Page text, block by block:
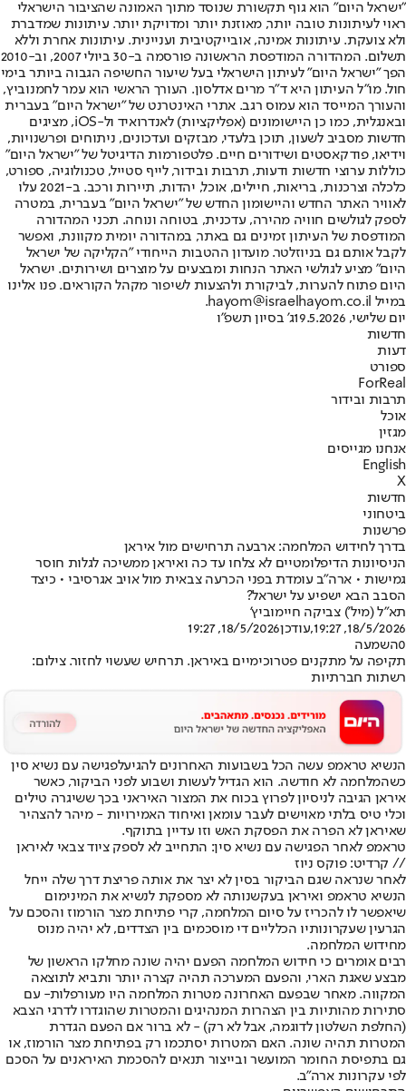
"ישראל היום" הוא גוף תקשורת שנוסד מתוך האמונה שהציבור הישראלי
ראוי לעיתונות טובה יותר, מאוזנת יותר ומדויקת יותר. עיתונות שמדברת
ולא צועקת. עיתונות אמינה, אובייקטיבית ועניינית. עיתונות אחרת וללא
תשלום. המהדורה המודפסת הראשונה פורסמה ב-30 ביולי 2007, וב-2010
הפך "ישראל היום" לעיתון הישראלי בעל שיעור החשיפה הגבוה ביותר בימי
חול. מו"ל העיתון היא ד"ר מרים אדלסון. העורך הראשי הוא עמר לחמנוביץ,
והעורך המייסד הוא עמוס רגב. אתרי האינטרנט של "ישראל היום" בעברית
ובאנגלית, כמו כן היישומונים (אפליקציות) לאנדרואיד ול-iOS, מציגים
חדשות מסביב לשעון, תוכן בלעדי, מבזקים ועדכונים, ניתוחים ופרשנויות,
וידיאו, פודקאסטים ושידורים חיים. פלטפורמות הדיגיטל של "ישראל היום"
כוללות ערוצי חדשות ודעות, תרבות ובידור, לייף סטייל, טכנולוגיה, ספורט,
כלכלה וצרכנות, בריאות, חיילים, אוכל, יהדות, תיירות ורכב. ב-2021 עלו
לאוויר האתר החדש והיישומון החדש של "ישראל היום" בעברית, במטרה
לספק לגולשים חוויה מהירה, עדכנית, בטוחה ונוחה. תכני המהדורה
המודפסת של העיתון זמינים גם באתר, במהדורה יומית מקוונת, ואפשר
לקבל אותם גם בניוזלטר. מועדון ההטבות הייחודי "הקליקה של ישראל
היום" מציע לגולשי האתר הנחות ומבצעים על מוצרים ושירותים. ישראל
היום פתוח להערות, לביקורת ולהצעות לשיפור מקהל הקוראים. פנו אלינו
במייל hayom@israelhayom.co.il.
יום שלישי, 19.5.2026
ג' בסיון תשפ"ו
חדשות
דעות
ספורט
ForReal
תרבות ובידור
אוכל
מגזין
אנחנו מגייסים
English
X
חדשות
ביטחוני
פרשנות
בדרך לחידוש המלחמה: ארבעה תרחישים מול איראן
הניסיונות הדיפלומטיים לא צלחו עד כה ואיראן ממשיכה לגלות חוסר
גמישות • ארה"ב עומדת בפני הכרעה צבאית מול אויב אגרסיבי • כיצד
הסבב הבא ישפיע על ישראל?
תא"ל (מיל') צביקה חיימוביץ'
18/5/2026, 19:27
,עודכן18/5/2026, 19:27
0השמעה
תקיפה על מתקנים פטרוכימיים באיראן. תרחיש שעשוי לחזור. צילום:
רשתות חברתיות
הנשיא טראמפ עשה הכל בשבועות האחרונים להגיעלפגישה עם נשיא סין
כשהמלחמה לא חודשה. הוא הגדיל לעשות ושבוע לפני הביקור, כאשר
איראן הגיבה לניסיון לפרוץ בכוח את המצור האיראני בכך ששיגרה טילים
וכלי טיס בלתי מאוישים לעבר עומאן ואיחוד האמירויות - מיהר להצהיר
שאיראן לא הפרה את הפסקת האש וזו עדיין בתוקף.
טראמפ לאחר הפגישה עם נשיא סין: התחייב לא לספק ציוד צבאי לאיראן
// קרדיט: פוקס ניוז
לאחר שנראה שגם הביקור בסין לא יצר את אותה פריצת דרך שלה ייחל
הנשיא טראמפ ואיראן בעקשנותה לא מספקת לנשיא את המינימום
שיאפשר לו להכריז על סיום המלחמה, קרי פתיחת מצר הורמוז והסכם על
הגרעין שעקרונותיו הכלליים די מוסכמים בין הצדדים, לא יהיה מנוס
מחידוש המלחמה.
רבים אומרים כי חידוש המלחמה הפעם יהיה שונה מחלקו הראשון של
מבצע שאגת הארי, והפעם המערכה תהיה קצרה יותר ותביא לתוצאה
המקווה. מאחר שבפעם האחרונה מטרות המלחמה היו מעורפלות- עם
סתירות מהותיות בין הצהרות המנהיגים והמטרות שהוגדרו לדרגי הצבא
(החלפת השלטון לדוגמה, אבל לא רק) - לא ברור אם הפעם הגדרת
המטרות תהיה שונה. האם המטרות יסתכמו רק בפתיחת מצר הורמוז, או
גם בתפיסת החומר המועשר ובייצור תנאים להסכמת האיראנים על הסכם
לפי עקרונות ארה"ב.